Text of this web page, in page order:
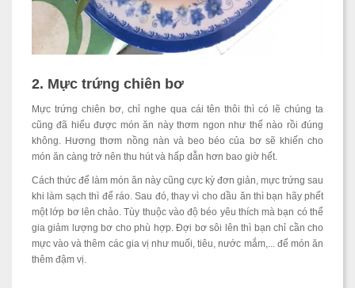
2. Mực trứng chiên bơ
Mực trứng chiên bơ, chỉ nghe qua cái tên thôi thì có lẽ chúng ta
cũng đã hiểu được món ăn này thơm ngon như thế nào rồi đúng
không. Hương thơm nồng nàn và beo béo của bơ sẽ khiến cho
món ăn càng trở nên thu hút và hấp dẫn hơn bao giờ hết.
Cách thức để làm món ăn này cũng cực kỳ đơn giản, mực trứng sau
khi làm sạch thì để ráo. Sau đó, thay vì cho dầu ăn thì bạn hãy phết
một lớp bơ lên chảo. Tùy thuộc vào độ béo yêu thích mà bạn có thể
gia giảm lượng bơ cho phù hợp. Đợi bơ sôi lên thì bạn chỉ cần cho
mực vào và thêm các gia vị như muối, tiêu, nước mắm,... để món ăn
thêm đậm vị.